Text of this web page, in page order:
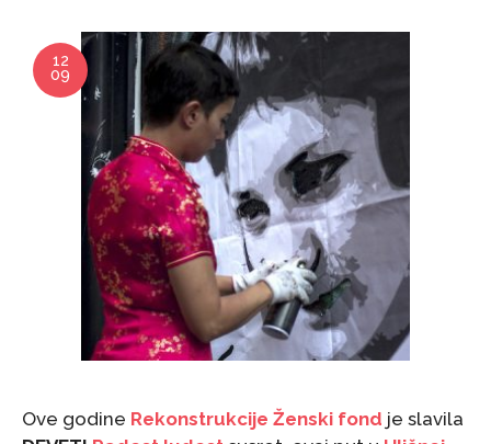
12
09
Ove godine Rekonstrukcije Ženski fond je slavila